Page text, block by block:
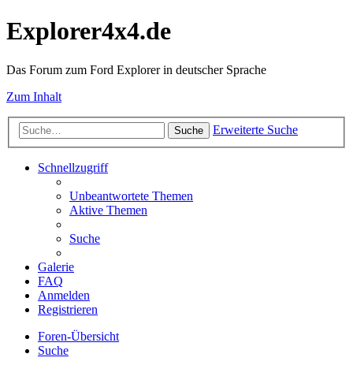
Explorer4x4.de
Das Forum zum Ford Explorer in deutscher Sprache
Zum Inhalt
Suche Erweiterte Suche
Schnellzugriff
Unbeantwortete Themen
Aktive Themen
Suche
Galerie
FAQ
Anmelden
Registrieren
Foren-Übersicht
Suche